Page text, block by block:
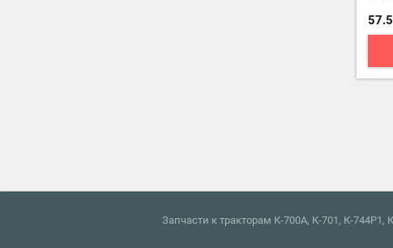
Запчасти к тракторам К-700А, К-701, К-744Р1,